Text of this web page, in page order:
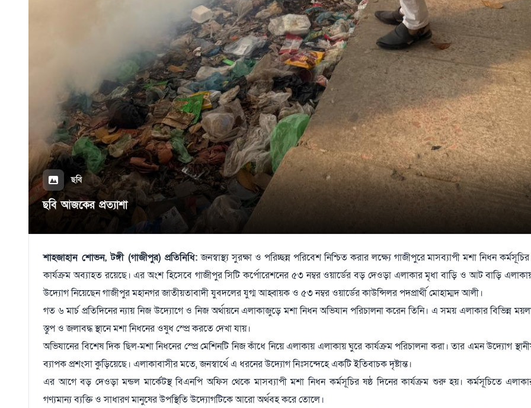
ছবি
ছবি আজকের প্রত্যাশা
শাহজাহান শোভন, টঙ্গী (গাজীপুর) প্রতিনিধি:জনস্বাস্থ্য সুরক্ষা ও পরিচ্ছন্ন পরিবেশ নিশ্চিত করার লক্ষ্যে গাজীপুরে মাসব্যাপী মশা নিধন
কার্যক্রম অব্যাহত রয়েছে। এর অংশ হিসেবে গাজীপুর সিটি কর্পোরেশনের ৫৩ নম্বর ওয়ার্ডের বড় দেওড়া এলাকার মৃধা বাড়ি ও আট বাড়ি
উদ্যোগ নিয়েছেন গাজীপুর মহানগর জাতীয়তাবাদী যুবদলের যুগ্ম আহ্বায়ক ও ৫৩ নম্বর ওয়ার্ডের কাউন্সিলর পদপ্রার্থী মোহাম্মদ আলী।
গত ৬ মার্চ প্রতিদিনের ন্যায় নিজ উদ্যোগে ও নিজ অর্থায়নে এলাকাজুড়ে মশা নিধন অভিযান পরিচালনা করেন তিনি। এ সময় এলাকার বিভিন্ন
স্তুপ ও জলাবদ্ধ স্থানে মশা নিধনের ওষুধ স্প্রে করতে দেখা যায়।
অভিযানের বিশেষ দিক ছিল-মশা নিধনের স্প্রে মেশিনটি নিজ কাঁধে নিয়ে এলাকায় এলাকায় ঘুরে কার্যক্রম পরিচালনা করা। তার এমন উদ্যোগ
ব্যাপক প্রশংসা কুড়িয়েছে। এলাকাবাসীর মতে, জনস্বার্থে এ ধরনের উদ্যোগ নিঃসন্দেহে একটি ইতিবাচক দৃষ্টান্ত।
এর আগে বড় দেওড়া মন্ডল মার্কেটস্থ বিএনপি অফিস থেকে মাসব্যাপী মশা নিধন কর্মসূচির ষষ্ঠ দিনের কার্যক্রম শুরু হয়। কর্মসূচিতে
গণ্যমান্য ব্যক্তি ও সাধারণ মানুষের উপস্থিতি উদ্যোগটিকে আরো অর্থবহ করে তোলে।